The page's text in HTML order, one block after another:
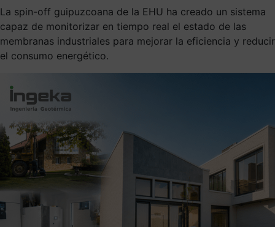
La spin-off guipuzcoana de la EHU ha creado un sistema
capaz de monitorizar en tiempo real el estado de las
membranas industriales para mejorar la eficiencia y reducir
el consumo energético.